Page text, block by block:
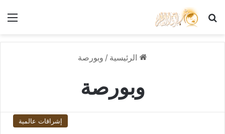
بحث عن
الرئيسية / وبورصة
وبورصة
إشراقات عالمية